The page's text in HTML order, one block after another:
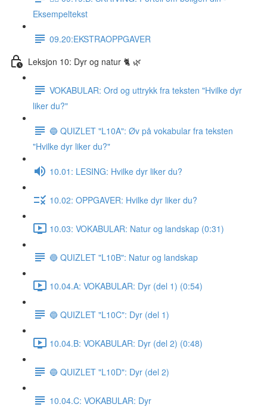
Eksempeltekst
09.20:EKSTRAOPPGAVER
Leksjon 10: Dyr og natur 🐈 🌿
VOKABULAR: Ord og uttrykk fra teksten "Hvilke dyr
liker du?"
🔵 QUIZLET "L10A": Øv på vokabular fra teksten
"Hvilke dyr liker du?"
10.01: LESING: Hvilke dyr liker du?
10.02: OPPGAVER: Hvilke dyr liker du?
10.03: VOKABULAR: Natur og landskap (0:31)
🔵 QUIZLET "L10B": Natur og landskap
10.04.A: VOKABULAR: Dyr (del 1) (0:54)
🔵 QUIZLET "L10C": Dyr (del 1)
10.04.B: VOKABULAR: Dyr (del 2) (0:48)
🔵 QUIZLET "L10D": Dyr (del 2)
10.04.C: VOKABULAR: Dyr